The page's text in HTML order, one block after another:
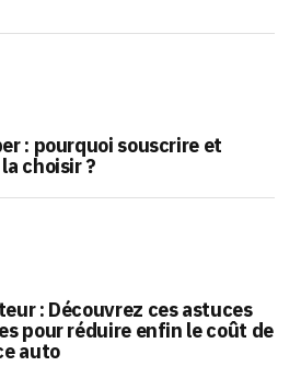
: pourquoi souscrire et
choisir ?
: Découvrez ces astuces
pour réduire enfin le coût de
auto